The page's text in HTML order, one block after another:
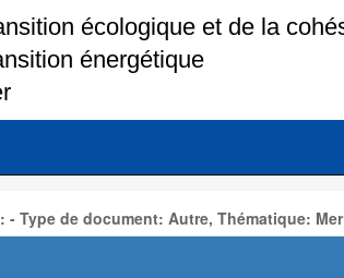
- Type de document: Autre, Thématique: Mer